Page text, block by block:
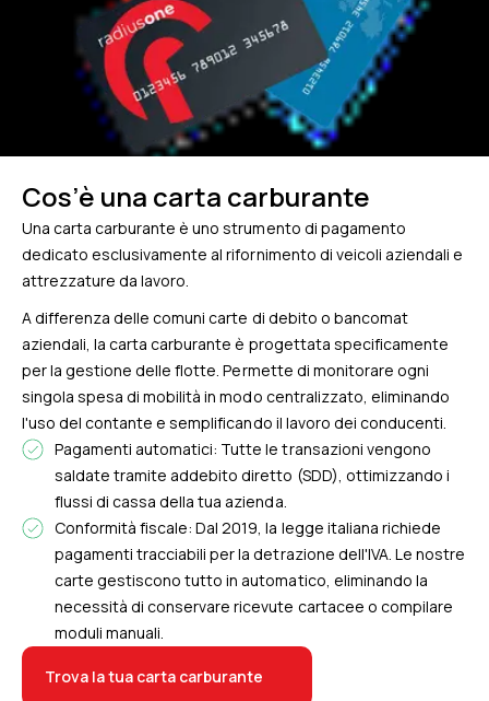
Cos’è una carta carburante
Una carta carburante è uno strumento di pagamento
dedicato esclusivamente al rifornimento di veicoli aziendali e
attrezzature da lavoro.
A differenza delle comuni carte di debito o bancomat
aziendali, la carta carburante è progettata specificamente
per la gestione delle flotte. Permette di monitorare ogni
singola spesa di mobilità in modo centralizzato, eliminando
l'uso del contante e semplificando il lavoro dei conducenti.
Pagamenti automatici: Tutte le transazioni vengono
saldate tramite addebito diretto (SDD), ottimizzando i
flussi di cassa della tua azienda.
Conformità fiscale: Dal 2019, la legge italiana richiede
pagamenti tracciabili per la detrazione dell'IVA. Le nostre
carte gestiscono tutto in automatico, eliminando la
necessità di conservare ricevute cartacee o compilare
moduli manuali.
Trova la tua carta carburante